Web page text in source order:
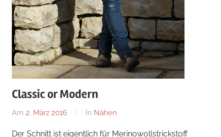
Classic or Modern
Am 2. März 2016
Von
In Nähen
Der Schnitt ist eigentlich für Merinowollstrickstoff